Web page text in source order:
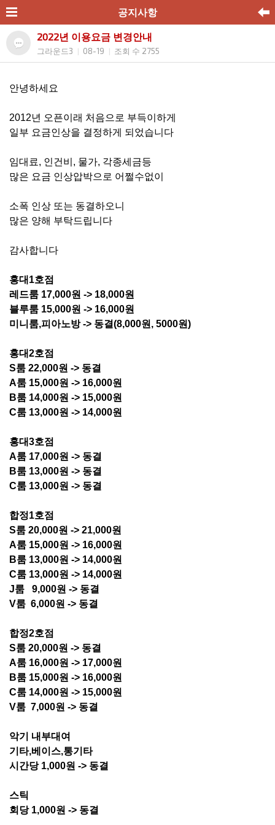
공지사항
2022년 이용요금 변경안내
그라운드3 08-19 조회 수 2755
안녕하세요
2012년 오픈이래 처음으로 부득이하게
일부 요금인상을 결정하게 되었습니다
임대료, 인건비, 물가, 각종세금등
많은 요금 인상압박으로 어쩔수없이
소폭 인상 또는 동결하오니
많은 양해 부탁드립니다
감사합니다
홍대1호점
레드룸 17,000원 -> 18,000원
블루룸 15,000원 -> 16,000원
미니룸,피아노방 -> 동결(8,000원, 5000원)
홍대2호점
S룸 22,000원 -> 동결
A룸 15,000원 -> 16,000원
B룸 14,000원 -> 15,000원
C룸 13,000원 -> 14,000원
홍대3호점
A룸 17,000원 -> 동결
B룸 13,000원 -> 동결
C룸 13,000원 -> 동결
합정1호점
S룸 20,000원 -> 21,000원
A룸 15,000원 -> 16,000원
B룸 13,000원 -> 14,000원
C룸 13,000원 -> 14,000원
J룸 9,000원 -> 동결
V룸 6,000원 -> 동결
합정2호점
S룸 20,000원 -> 동결
A룸 16,000원 -> 17,000원
B룸 15,000원 -> 16,000원
C룸 14,000원 -> 15,000원
V룸 7,000원 -> 동결
악기 내부대여
기타,베이스,통기타
시간당 1,000원 -> 동결
스틱
회당 1,000원 -> 동결